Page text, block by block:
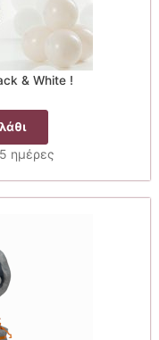
& White !
ημέρες